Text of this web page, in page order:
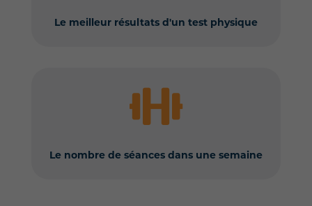
Le meilleur résultats d'un test physique

Le nombre de séances dans une semaine